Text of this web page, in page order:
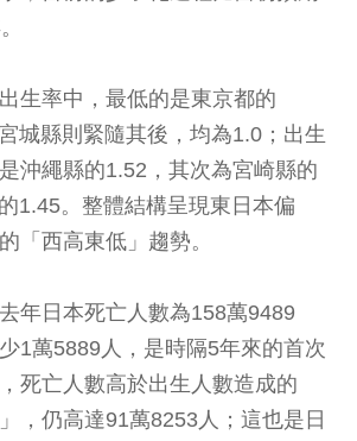
生率中，最低的是東京都的
城縣則緊隨其後，均為1.0；出生
沖繩縣的1.52，其次為宮崎縣的
1.45。整體結構呈現東日本偏
「西高東低」趨勢。
年日本死亡人數為158萬9489
1萬5889人，是時隔5年來的首次
死亡人數高於出生人數造成的
，仍高達91萬8253人；這也是日